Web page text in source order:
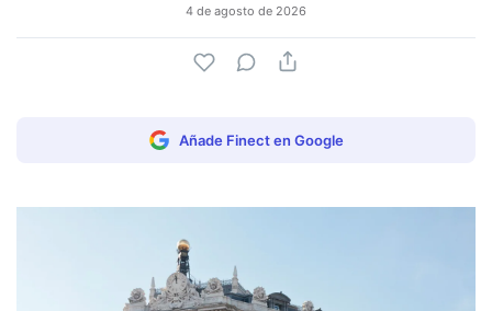
4 de agosto de 2026
Añade Finect en Google